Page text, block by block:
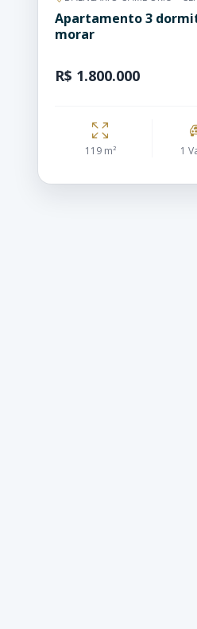
Apartamento 3
morar
R$ 1.800.000
119 m² 1